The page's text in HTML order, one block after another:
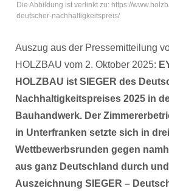
Die Abbildung ist verlinkt zu: https://
deutscher-nachhaltigkeitspreis/
Auszug aus der Pressemitteilung
HOLZBAU vom 2. Oktober 2025:
HOLZBAU ist SIEGER des
Nachhaltigkeitspreises 2025 in
Bauhandwerk. Der
in Unterfranken setzte sich in drei
Wettbewerbsrunden gegen
aus ganz Deutschland durch
Auszeichnung SIEGER –